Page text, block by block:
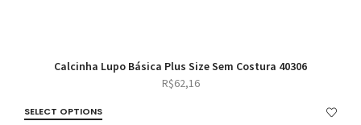
Calcinha Lupo Básica Plus Size Sem Costura 40306
R$62,16
SELECT OPTIONS